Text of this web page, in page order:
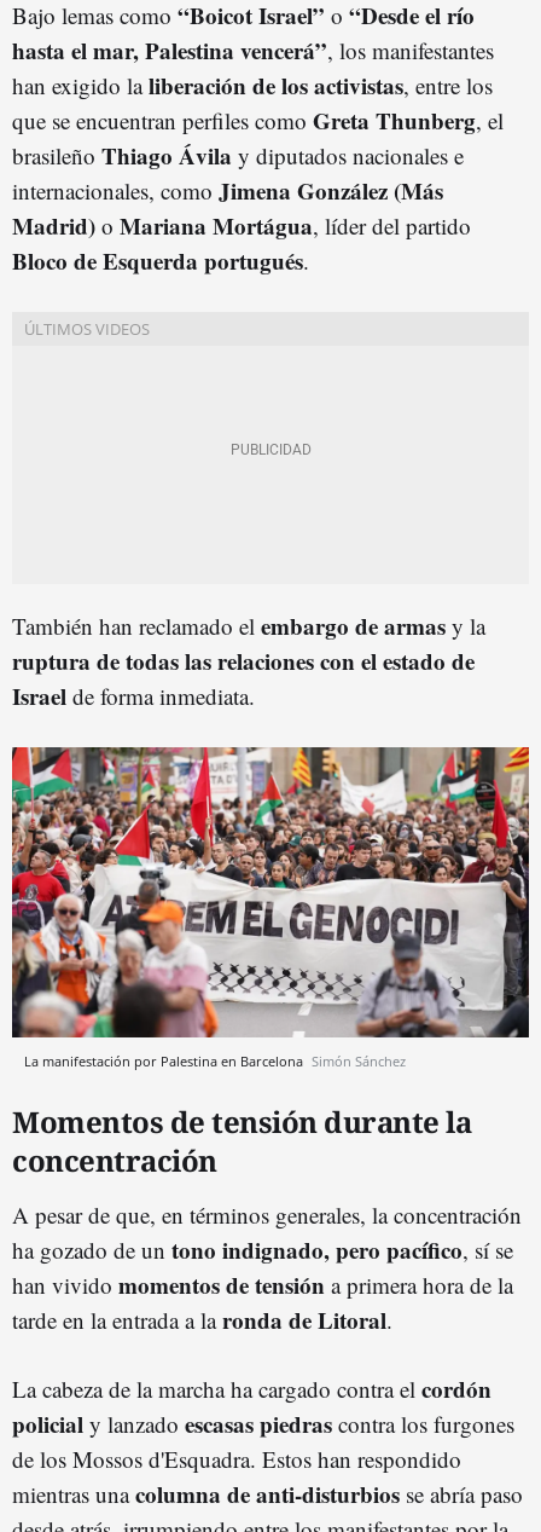
Bajo lemas como “Boicot Israel” o “Desde el río
hasta el mar, Palestina vencerá”, los manifestantes
han exigido laliberación de los activistas, entre los
que se encuentran perfiles como Greta Thunberg, el
brasileño Thiago Ávila y diputados nacionales e
internacionales, como Jimena González (Más
Madrid) o Mariana Mortágua, líder del partido
Bloco de Esquerda portugués.
También han reclamado el embargo de armas y la
ruptura de todas las relaciones con el estado de
Israel de forma inmediata.
La manifestación por Palestina en Barcelona Simón Sánchez
Momentos de tensión durante la
concentración
A pesar de que, en términos generales, la concentración
ha gozado de un tono indignado, pero pacífico, sí se
han vivido momentos de tensión a primera hora de la
tarde en la entrada a laronda de Litoral.
La cabeza de la marcha ha cargado contra el cordón
policial y lanzado escasas piedras contra los furgones
de los Mossos d'Esquadra. Estos han respondido
mientras unacolumna de anti-disturbios se abría paso